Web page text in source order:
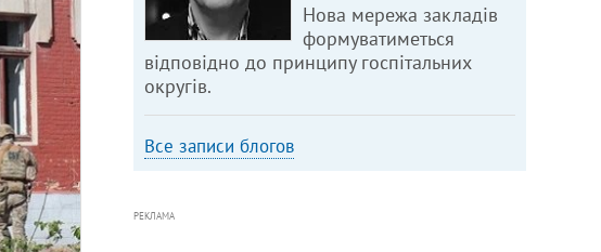
Нова мережа закладів
формуватиметься
відповідно до принципу госпітальних
округів.
Все записи блогов
РЕКЛАМА